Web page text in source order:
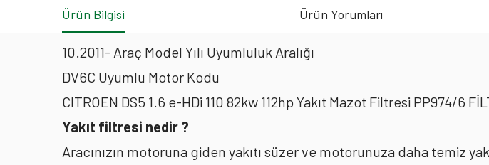
Ürün Bilgisi Ürün Yorumları
10.2011- Araç Model Yılı Uyumluluk Aralığı
DV6C Uyumlu Motor Kodu
CITROEN DS5 1.6 e-HDi 110 82kw 112hp Yakıt Mazot Filtresi PP974/6
Yakıt filtresi nedir ?
Aracınızın motoruna giden yakıtı süzer ve motorunuza daha temiz